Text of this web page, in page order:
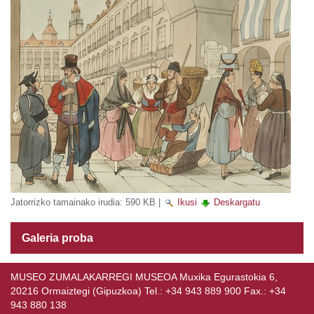
Jatorrizko tamainako irudia: 590 KB Ikusi Deskargatu
Galeria proba
MUSEO ZUMALAKARREGI MUSEOA Muxika Egurastokia 6,
20216 Ormaiztegi (Gipuzkoa) Tel.: +34 943 889 900 Fax.: +34
943 880 138